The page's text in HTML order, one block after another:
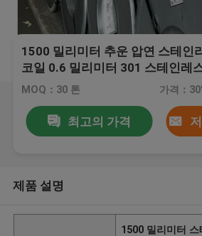
1500 밀리미터 추운 압연 스테인
코일 0.6 밀리미터 301 스테인레
MOQ：30 톤
최고의 가격
제품 설명
1500 밀리미터